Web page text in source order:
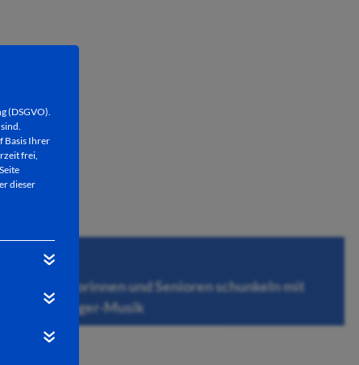
(DSGVO).
Basis Ihrer
frei,
dieser
06.08.2026
200 Seniorinnen und Senioren schunkeln mit
zur Schlager-Musik